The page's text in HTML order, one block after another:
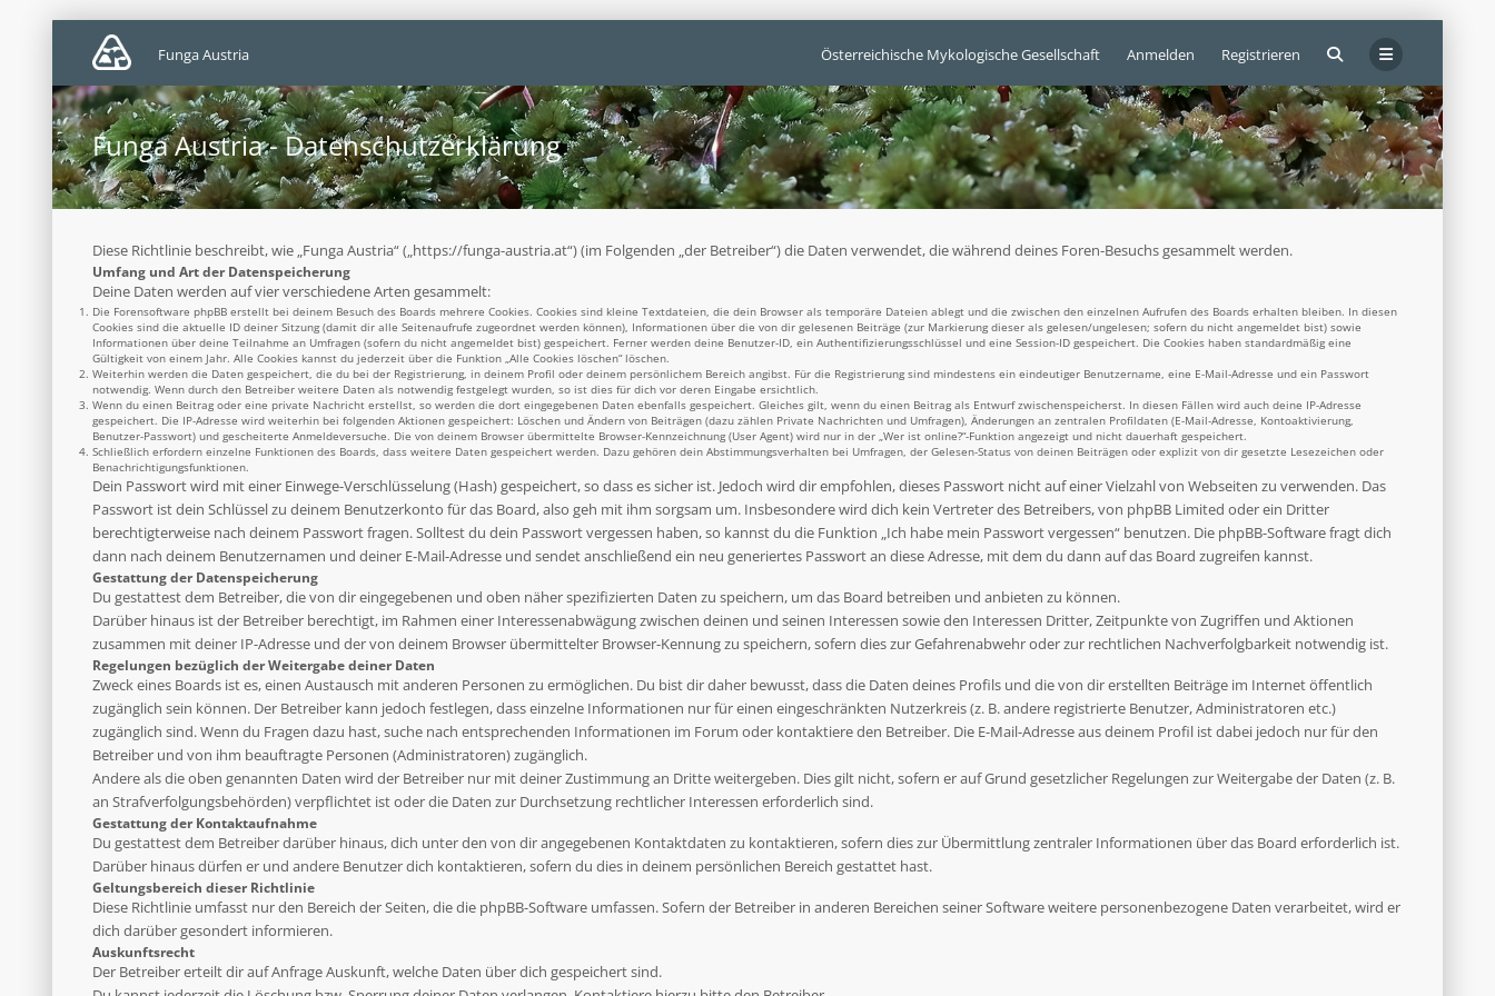
Österreichische Mykologische Gesellschaft Anmelden Registrieren
Funga Austria
Funga Austria - Datenschutzerklärung
Diese Richtlinie beschreibt, wie „Funga Austria“ („https://funga-austria.at“) (im Folgenden „der Betreiber“) die Daten verwendet, die während deines Foren-Besuchs gesammelt werden.
Umfang und Art der Datenspeicherung
Deine Daten werden auf vier verschiedene Arten gesammelt:
Die Forensoftware phpBB erstellt bei deinem Besuch des Boards mehrere Cookies. Cookies sind kleine Textdateien, die dein Browser als temporäre Dateien ablegt und die zwischen den einzelnen Aufrufen des Boards erhalten bleiben. In diesen
Cookies sind die aktuelle ID deiner Sitzung (damit dir alle Seitenaufrufe zugeordnet werden können), Informationen über die von dir gelesenen Beiträge (zur Markierung dieser als gelesen/ungelesen; sofern du nicht angemeldet bist) sowie
Informationen über deine Teilnahme an Umfragen (sofern du nicht angemeldet bist) gespeichert. Ferner werden deine Benutzer-ID, ein Authentifizierungsschlüssel und eine Session-ID gespeichert. Die Cookies haben standardmäßig eine
Gültigkeit von einem Jahr. Alle Cookies kannst du jederzeit über die Funktion „Alle Cookies löschen“ löschen.
Weiterhin werden die Daten gespeichert, die du bei der Registrierung, in deinem Profil oder deinem persönlichem Bereich angibst. Für die Registrierung sind mindestens ein eindeutiger Benutzername, eine E-Mail-Adresse und ein Passwort
notwendig. Wenn durch den Betreiber weitere Daten als notwendig festgelegt wurden, so ist dies für dich vor deren Eingabe ersichtlich.
Wenn du einen Beitrag oder eine private Nachricht erstellst, so werden die dort eingegebenen Daten ebenfalls gespeichert. Gleiches gilt, wenn du einen Beitrag als Entwurf zwischenspeicherst. In diesen Fällen wird auch deine IP-Adresse
gespeichert. Die IP-Adresse wird weiterhin bei folgenden Aktionen gespeichert: Löschen und Ändern von Beiträgen (dazu zählen Private Nachrichten und Umfragen), Änderungen an zentralen Profildaten (E-Mail-Adresse, Kontoaktivierung,
Benutzer-Passwort) und gescheiterte Anmeldeversuche. Die von deinem Browser übermittelte Browser-Kennzeichnung (User Agent) wird nur in der „Wer ist online?“-Funktion angezeigt und nicht dauerhaft gespeichert.
Schließlich erfordern einzelne Funktionen des Boards, dass weitere Daten gespeichert werden. Dazu gehören dein Abstimmungsverhalten bei Umfragen, der Gelesen-Status von deinen Beiträgen oder explizit von dir gesetzte Lesezeichen oder
Benachrichtigungsfunktionen.
Dein Passwort wird mit einer Einwege-Verschlüsselung (Hash) gespeichert, so dass es sicher ist. Jedoch wird dir empfohlen, dieses Passwort nicht auf einer Vielzahl von Webseiten zu verwenden. Das
Passwort ist dein Schlüssel zu deinem Benutzerkonto für das Board, also geh mit ihm sorgsam um. Insbesondere wird dich kein Vertreter des Betreibers, von phpBB Limited oder ein Dritter
berechtigterweise nach deinem Passwort fragen. Solltest du dein Passwort vergessen haben, so kannst du die Funktion „Ich habe mein Passwort vergessen“ benutzen. Die phpBB-Software fragt dich
dann nach deinem Benutzernamen und deiner E-Mail-Adresse und sendet anschließend ein neu generiertes Passwort an diese Adresse, mit dem du dann auf das Board zugreifen kannst.
Gestattung der Datenspeicherung
Du gestattest dem Betreiber, die von dir eingegebenen und oben näher spezifizierten Daten zu speichern, um das Board betreiben und anbieten zu können.
Darüber hinaus ist der Betreiber berechtigt, im Rahmen einer Interessenabwägung zwischen deinen und seinen Interessen sowie den Interessen Dritter, Zeitpunkte von Zugriffen und Aktionen
zusammen mit deiner IP-Adresse und der von deinem Browser übermittelter Browser-Kennung zu speichern, sofern dies zur Gefahrenabwehr oder zur rechtlichen Nachverfolgbarkeit notwendig ist.
Regelungen bezüglich der Weitergabe deiner Daten
Zweck eines Boards ist es, einen Austausch mit anderen Personen zu ermöglichen. Du bist dir daher bewusst, dass die Daten deines Profils und die von dir erstellten Beiträge im Internet öffentlich
zugänglich sein können. Der Betreiber kann jedoch festlegen, dass einzelne Informationen nur für einen eingeschränkten Nutzerkreis (z. B. andere registrierte Benutzer, Administratoren etc.)
zugänglich sind. Wenn du Fragen dazu hast, suche nach entsprechenden Informationen im Forum oder kontaktiere den Betreiber. Die E-Mail-Adresse aus deinem Profil ist dabei jedoch nur für den
Betreiber und von ihm beauftragte Personen (Administratoren) zugänglich.
Andere als die oben genannten Daten wird der Betreiber nur mit deiner Zustimmung an Dritte weitergeben. Dies gilt nicht, sofern er auf Grund gesetzlicher Regelungen zur Weitergabe der Daten (z. B.
an Strafverfolgungsbehörden) verpflichtet ist oder die Daten zur Durchsetzung rechtlicher Interessen erforderlich sind.
Gestattung der Kontaktaufnahme
Du gestattest dem Betreiber darüber hinaus, dich unter den von dir angegebenen Kontaktdaten zu kontaktieren, sofern dies zur Übermittlung zentraler Informationen über das Board erforderlich ist.
Darüber hinaus dürfen er und andere Benutzer dich kontaktieren, sofern du dies in deinem persönlichen Bereich gestattet hast.
Geltungsbereich dieser Richtlinie
Diese Richtlinie umfasst nur den Bereich der Seiten, die die phpBB-Software umfassen. Sofern der Betreiber in anderen Bereichen seiner Software weitere personenbezogene Daten verarbeitet, wird er
dich darüber gesondert informieren.
Auskunftsrecht
Der Betreiber erteilt dir auf Anfrage Auskunft, welche Daten über dich gespeichert sind.